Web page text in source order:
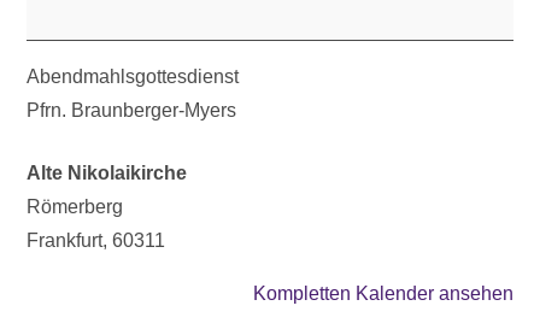
Abendmahlsgottesdienst
Pfrn. Braunberger-Myers
Alte Nikolaikirche
Römerberg
Frankfurt,60311
Kompletten Kalender ansehen